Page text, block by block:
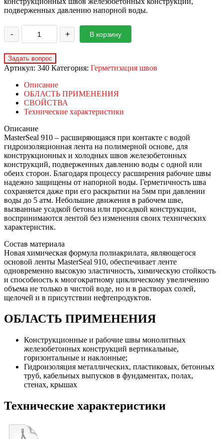
подверженных давлению напорной воды.
- + В корзину
Артикул: 340 Категория: Герметизация швов
Описание
ОБЛАСТЬ ПРИМЕНЕНИЯ
СВОЙСТВА
Технические характеристики
Описание
MasterSeal 910 – расширяющаяся при контакте с водой
гидроизоляционная лента на полимерной основе, для
конструкционных и холодных швов железобетонных
конструкций, подверженных давлению воды с одной или
обеих сторон. Благодаря процессу расширения рабочие швы
надежно защищены от напорной воды. Герметичность шва
сохраняется даже при его раскрытии на 5мм при давлении
воды до 5 атм. Небольшие движения в рабочем шве,
вызванные усадкой бетона или просадкой конструкции,
воспринимаются лентой без изменения своих технических
характеристик.
Состав материала
Новая химическая формула полиакрилата, являющегося
основой ленты MasterSeal 910, обеспечивает ленте
одновременно высокую эластичность, химическую стойкость
и способность к многократному циклическому увеличению
объема не только в чистой воде, но и в растворах солей,
щелочей и в присутствии нефтепродуктов.
ОБЛАСТЬ ПРИМЕНЕНИЯ
Конструкционные и рабочие швы монолитных
железобетонных конструкций вертикальные,
горизонтальные и наклонные;
Гидроизоляция металлических, пластиковых, бетонных
труб, кабельных выпусков в фундаментах, полах,
стенах, крышах
Технические характеристики